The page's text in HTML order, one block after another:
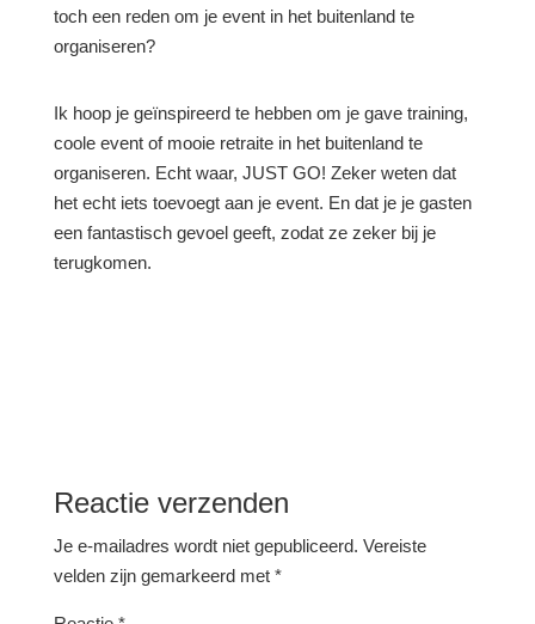
toch een reden om je event in het buitenland te
organiseren?
Ik hoop je geïnspireerd te hebben om je gave training,
coole event of mooie retraite in het buitenland te
organiseren. Echt waar, JUST GO! Zeker weten dat
het echt iets toevoegt aan je event. En dat je je gasten
een fantastisch gevoel geeft, zodat ze zeker bij je
terugkomen.
Reactie verzenden
Je e-mailadres wordt niet gepubliceerd. Vereiste
velden zijn gemarkeerd met *